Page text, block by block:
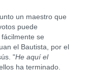
un maestro que
puede
se
el Bautista, por el
"He aquí el
ha terminado.